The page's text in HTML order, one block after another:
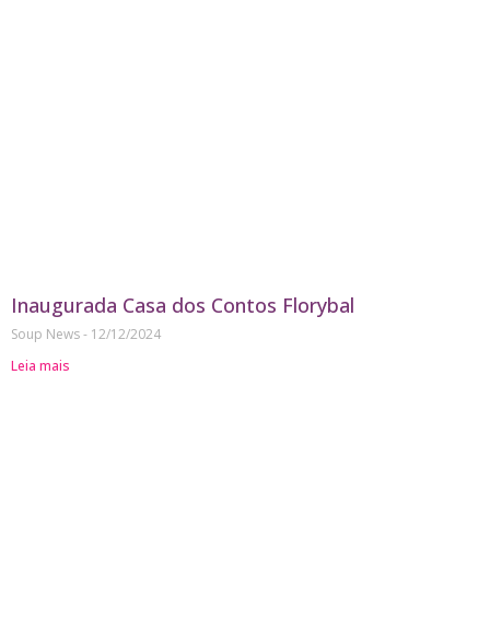
Inaugurada Casa dos Contos Florybal
Soup News
12/12/2024
Leia mais